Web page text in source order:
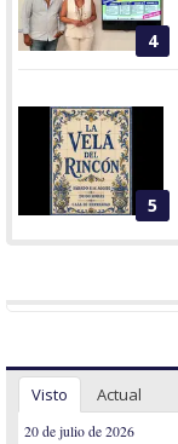
4
5
Visto Actual
20 de julio de 2026